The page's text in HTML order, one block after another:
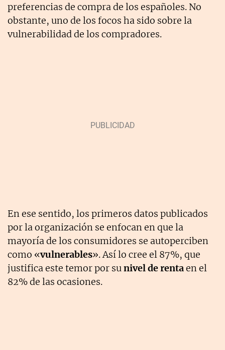
preferencias de compra de los españoles. No
obstante, uno de los focos ha sido sobre la
vulnerabilidad de los compradores.
En ese sentido, los primeros datos publicados
por la organización se enfocan en que la
mayoría de los consumidores se autoperciben
como «vulnerables». Así lo cree el 87%, que
justifica este temor por sunivel de rentaen el
82% de las ocasiones.